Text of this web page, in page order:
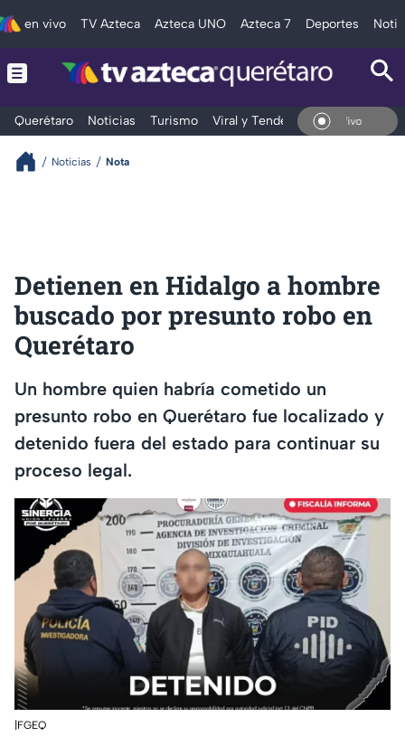
en vivo TV Azteca Azteca UNO Azteca 7 Deportes
Querétaro Noticias Turismo Viral y Tendencia Clima
En Vivo
Noticias Nota
Detienen en Hidalgo a hombre
buscado por presunto robo en
Querétaro
Un hombre quien habría cometido un
presunto robo en Querétaro fue localizado y
detenido fuera del estado para continuar su
proceso legal.
|FGEQ